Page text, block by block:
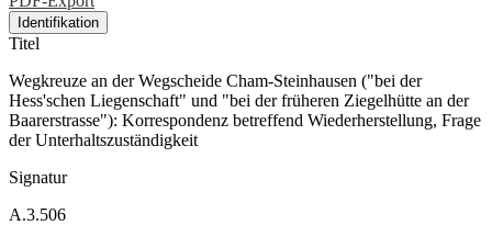
Identifikation
Titel
Wegkreuze an der Wegscheide Cham-Steinhausen ("bei der
Hess'schen Liegenschaft" und "bei der früheren Ziegelhütte an der
Baarerstrasse"): Korrespondenz betreffend Wiederherstellung, Frage
der Unterhaltszuständigkeit
Signatur
A.3.506